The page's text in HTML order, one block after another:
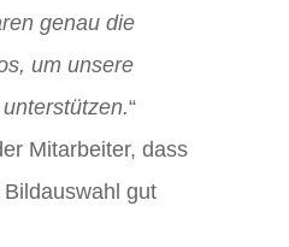
genau die
um unsere
“
Mitarbeiter, dass
gut